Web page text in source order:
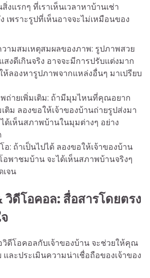
งแรกๆ ที่เราเห็นเวลาหาบ้านเช่า
เพราะรูปที่เห็นอาจจะไม่เหมือนของ
วามสมเหตุสมผลของภาพ: รูปภาพสวย
สงดีเกินจริง อาจจะมีการปรับแต่งมาก
ห้ลองหารูปภาพจากแหล่งอื่นๆ มาเปรียบ
ถ่ายเพิ่มเติม: ถ้ามีมุมไหนที่คุณอยาก
เติม ลองขอให้เจ้าของบ้านถ่ายรูปส่งมา
ด้เห็นสภาพบ้านในมุมต่างๆ อย่าง
อ: ถ้าเป็นไปได้ ลองขอให้เจ้าของบ้าน
อพาชมบ้าน จะได้เห็นสภาพบ้านจริงๆ
เจน
ดีโอคอล: สื่อสารโดยตรง
ดีโอคอลกับเจ้าของบ้าน จะช่วยให้คุณ
ละประเมินความน่าเชื่อถือของเจ้าของ